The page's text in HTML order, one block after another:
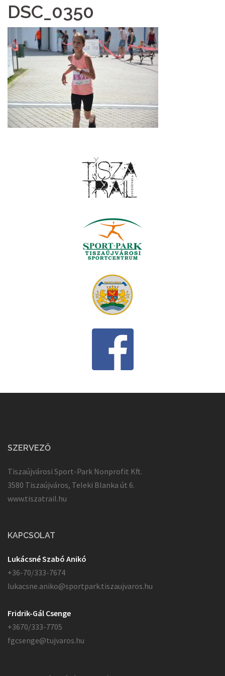
DSC_0350
SZERVEZŐ
Tiszaújvárosi Sport-Park Nonprofit Kft.
3580 Tiszaújváros, Teleki Blanka út 6.
www.tiszatrail.hu
KAPCSOLAT
Lukácsné Szabó Anikó
+36-70/333-7674
lukacsne.aniko@sportpark.tiszaujvaros.hu
Fridrik-Gál Csenge
+3670/333-7705
fgcsenge@tujvaros.hu